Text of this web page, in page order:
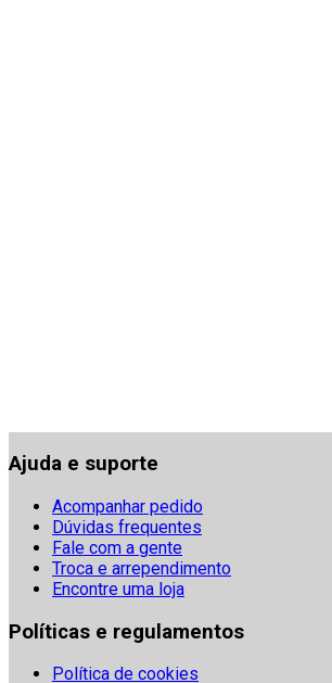
Ajuda e suporte
Acompanhar pedido
Dúvidas frequentes
Fale com a gente
Troca e arrependimento
Encontre uma loja
Políticas e regulamentos
Política de cookies